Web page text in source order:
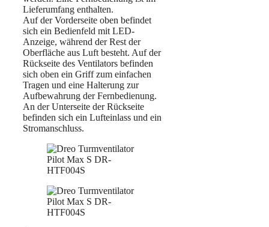
Lieferumfang enthalten.
Auf der Vorderseite oben befindet
sich ein Bedienfeld mit LED-
Anzeige, während der Rest der
Oberfläche aus Luft besteht. Auf der
Rückseite des Ventilators befinden
sich oben ein Griff zum einfachen
Tragen und eine Halterung zur
Aufbewahrung der Fernbedienung.
An der Unterseite der Rückseite
befinden sich ein Lufteinlass und ein
Stromanschluss.